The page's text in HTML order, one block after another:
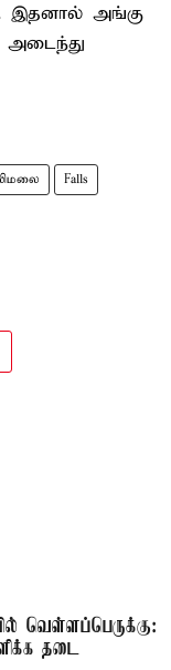
இதனால் அங்கு
அடைந்து
Falls
வெள்ளப்பெருக்கு:
தடை